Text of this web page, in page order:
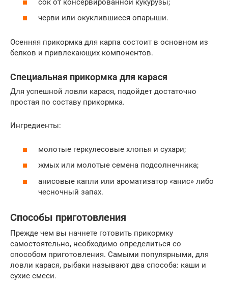
сок от консервированной кукурузы;
черви или окуклившиеся опарыши.
Осенняя прикормка для карпа состоит в основном из
белков и привлекающих компонентов.
Специальная прикормка для карася
Для успешной ловли карася, подойдет достаточно
простая по составу прикормка.
Ингредиенты:
молотые геркулесовые хлопья и сухари;
жмых или молотые семена подсолнечника;
анисовые капли или ароматизатор «анис» либо
чесночный запах.
Способы приготовления
Прежде чем вы начнете готовить прикормку
самостоятельно, необходимо определиться со
способом приготовления. Самыми популярными, для
ловли карася, рыбаки называют два способа: каши и
сухие смеси.